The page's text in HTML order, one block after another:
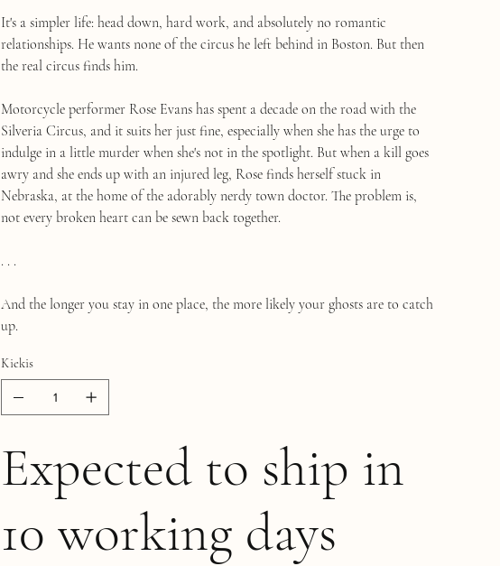
It's a simpler life: head down, hard work, and absolutely no romantic
relationships. He wants none of the circus he left behind in Boston. But then
the real circus finds him.
Motorcycle performer Rose Evans has spent a decade on the road with the
Silveria Circus, and it suits her just fine, especially when she has the urge to
indulge in a little murder when she's not in the spotlight. But when a kill goes
awry and she ends up with an injured leg, Rose finds herself stuck in
Nebraska, at the home of the adorably nerdy town doctor. The problem is,
not every broken heart can be sewn back together.
. . .
And the longer you stay in one place, the more likely your ghosts are to catch
up.
Kiekis
Expected to ship in
10 working days